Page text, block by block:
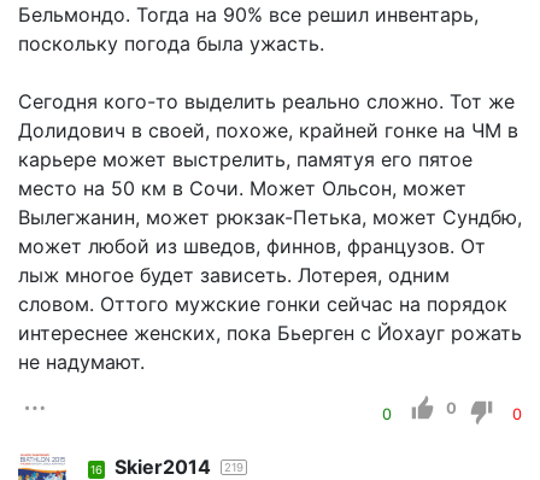
Бельмондо. Тогда на 90% все решил инвентарь,
поскольку погода была ужасть.
Сегодня кого-то выделить реально сложно. Тот же
Долидович в своей, похоже, крайней гонке на ЧМ в
карьере может выстрелить, памятуя его пятое
место на 50 км в Сочи. Может Ольсон, может
Вылегжанин, может рюкзак-Петька, может Сундбю,
может любой из шведов, финнов, французов. От
лыж многое будет зависеть. Лотерея, одним
словом. Оттого мужские гонки сейчас на порядок
интереснее женских, пока Бьерген с Йохауг рожать
не надумают.
0 0 0
16 Skier2014 219